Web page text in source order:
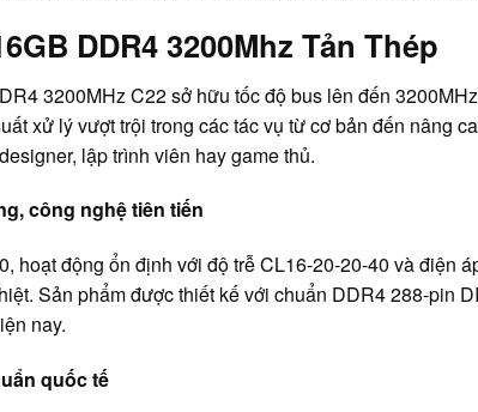
DDR4 3200Mhz Tản Thép
3200MHz C22 sở hữu tốc độ bus lên đến
xử lý vượt trội trong các tác vụ từ cơ bản đến nâng
lập trình viên hay game thủ.
công nghệ tiên tiến
hoạt động ổn định với độ trễ CL16-20-20-40 và điện
Sản phẩm được thiết kế với chuẩn DDR4 288-pin
nay.
quốc tế